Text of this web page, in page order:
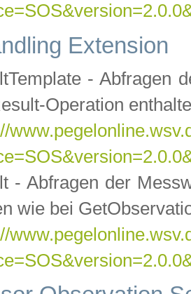
Extension
- Abfragen
Operation
- Abfragen der
wie bei